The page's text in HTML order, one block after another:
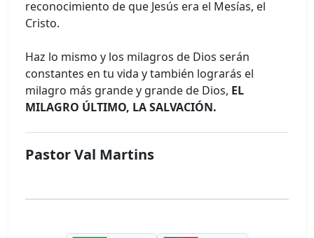
reconocimiento de que Jesús era el Mesías, el
Cristo.
Haz lo mismo y los milagros de Dios serán
constantes en tu vida y también lograrás el
milagro más grande y grande de Dios, EL
MILAGRO ÚLTIMO, LA SALVACIÓN.
Pastor Val Martins